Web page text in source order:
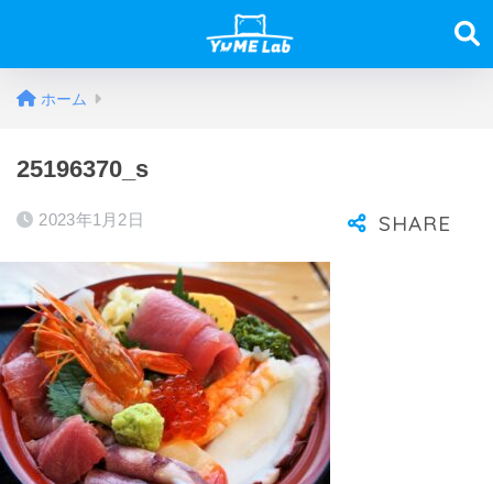
ホーム
25196370_s
2023年1月2日